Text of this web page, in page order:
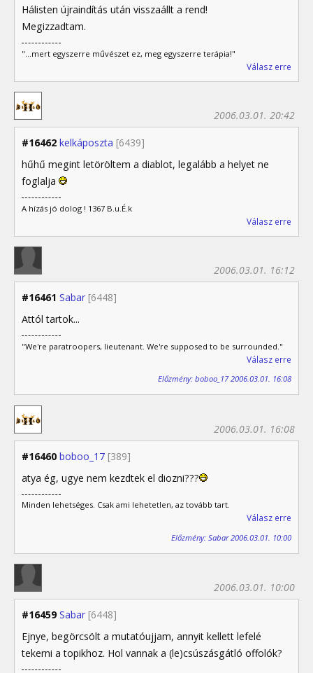
Hálisten újraindítás után visszaállt a rend!
Megizzadtam.
"...mert egyszerre művészet ez, meg egyszerre terápia!"
Válasz erre
#16462 kelkáposzta [6439]
2006.03.01. 20:42
hűhű megint letöröltem a diablot, legalább a helyet ne
foglalja
A hízás jó dolog ! 1367 B.u.É.k
Válasz erre
#16461 Sabar [6448]
2006.03.01. 16:12
Attól tartok...
"We're paratroopers, lieutenant. We're supposed to be surrounded."
Válasz erre
Előzmény: boboo_17 2006.03.01. 16:08
#16460 boboo_17 [389]
2006.03.01. 16:08
atya ég, ugye nem kezdtek el diozni???
Minden lehetséges. Csak ami lehetetlen, az tovább tart.
Válasz erre
Előzmény: Sabar 2006.03.01. 10:00
#16459 Sabar [6448]
2006.03.01. 10:00
Ejnye, begörcsölt a mutatóujjam, annyit kellett lefelé
tekerni a topikhoz. Hol vannak a (le)csúszásgátló offolók?